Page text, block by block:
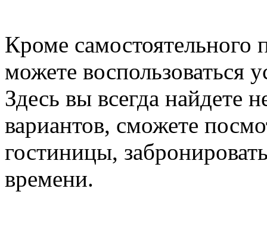
Кроме самостоятельного
можете воспользоваться
Здесь вы всегда найдете
вариантов, сможете
гостиницы,
времени.